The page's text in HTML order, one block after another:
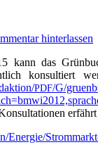
hinterlassen
kann das
kon­sul­tiert
PDF/G/
Energie/